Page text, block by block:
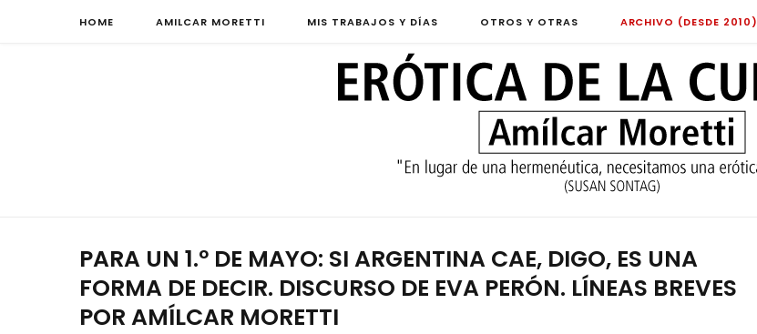
HOME AMILCAR MORETTI MIS TRABAJOS Y DÍAS OTROS Y OTRAS ARCHIVO (DESDE 2010)
PARA UN 1.º DE MAYO: SI ARGENTINA CAE, DIGO, ES UNA
FORMA DE DECIR. DISCURSO DE EVA PERÓN. LÍNEAS BREVES
POR AMÍLCAR MORETTI